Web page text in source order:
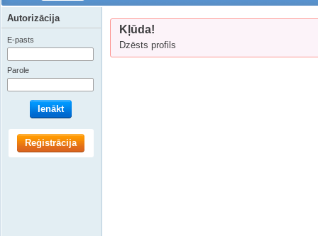
Kļūda!
Dzēsts profils
Autorizācija
E-pasts
Parole
Ienākt
Reģistrācija